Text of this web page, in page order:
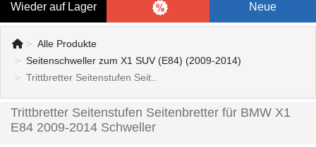
Wieder auf Lager Neue
Alle Produkte
Seitenschweller zum X1 SUV (E84) (2009-2014)
Trittbretter Seitenstufen Seit..
Trittbretter Seitenstufen Seitenbretter für BMW X1
E84 2009-2014 Schweller